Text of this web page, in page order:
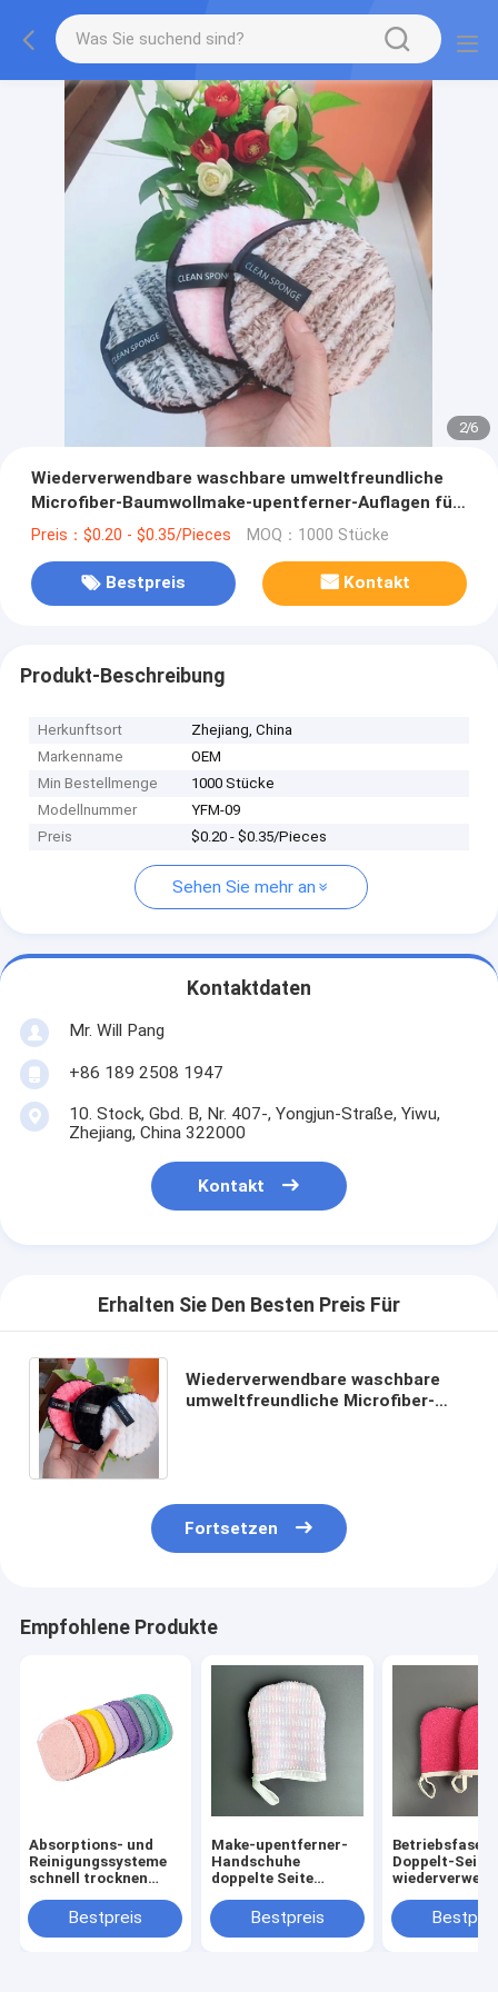
2/6
Wiederverwendbare waschbare umweltfreundliche
Microfiber-Baumwollmake-upentferner-Auflagen für
alle Haut
Preis：$0.20 - $0.35/Pieces MOQ：1000 Stücke
Bestpreis Kontakt
Produkt-Beschreibung
Herkunftsort
Zhejiang, China
Markenname
OEM
Min Bestellmenge
1000 Stücke
Modellnummer
YFM-09
Preis
$0.20 - $0.35/Pieces
Sehen Sie mehr an
Kontaktdaten
Mr. Will Pang
+86 189 2508 1947
10. Stock, Gbd. B, Nr. 407-, Yongjun-Straße, Yiwu,
Zhejiang, China 322000
Kontakt
Erhalten Sie Den Besten Preis Für
Wiederverwendbare waschbare
umweltfreundliche Microfiber-
Fortsetzen
Empfohlene Produkte
Absorptions- und
Reinigungssysteme
schnell trocknen
Handtuch
Mikrofaser Make-up
Bestpreis
Make-upentferner-
Handschuhe
doppelte Seite
wiederverwendbare
Bestpreis
Betriebsfaser-
Doppelt-
Handschuhe